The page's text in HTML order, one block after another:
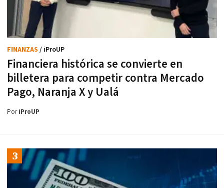
Financiera histórica se convierte en
billetera para competir contra Mercado
Pago, Naranja X y Ualá
FINANZAS / iProUP
PoriProUP